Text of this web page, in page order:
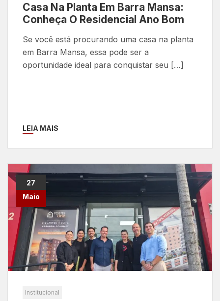
Casa Na Planta Em Barra Mansa:
Conheça O Residencial Ano Bom
Se você está procurando uma casa na planta
em Barra Mansa, essa pode ser a
oportunidade ideal para conquistar seu […]
LEIA MAIS
27
Maio
Institucional